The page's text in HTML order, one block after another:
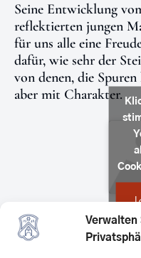
Verwalten
Seine Entwicklung
reflektierten jungen
für uns alle eine
dafür, wie sehr der
von denen, die
aber mit Charakter.
Gesamtleiter